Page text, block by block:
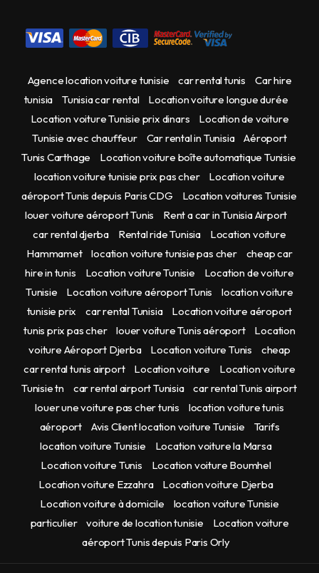
Agence location voiture tunisie car rental tunis
Car hire
tunisia
Tunisia car rental
Location voiture longue durée
Location voiture Tunisie prix dinars
Location de voiture
Tunisie avec chauffeur
Car rental in Tunisia
Aéroport
Tunis Carthage
Location voiture boîte automatique Tunisie
location voiture tunisie prix pas cher
Location voiture
aéroport Tunis depuis Paris CDG
Location voitures Tunisie
louer voiture aéroport Tunis
Rent a car in Tunisia Airport
car rental djerba
Rental ride Tunisia
Location voiture
Hammamet
location voiture tunisie pas cher
cheap car
hire in tunis
Location voiture Tunisie
Location de voiture
Tunisie
Location voiture aéroport Tunis
location voiture
tunisie prix
car rental Tunisia
Location voiture aéroport
tunis prix pas cher
louer voiture Tunis aéroport
Location
voiture Aéroport Djerba
Location voiture Tunis
cheap
car rental tunis airport
Location voiture
Location voiture
Tunisie tn
car rental airport Tunisia
car rental Tunis airport
louer une voiture pas cher tunis
location voiture tunis
aéroport
Avis Client location voiture Tunisie
Tarifs
location voiture Tunisie
Location voiture la Marsa
Location voiture Tunis
Location voiture Boumhel
Location voiture Ezzahra
Location voiture Djerba
Location voiture à domicile
location voiture Tunisie
particulier
voiture de location tunisie
Location voiture
aéroport Tunis depuis Paris Orly